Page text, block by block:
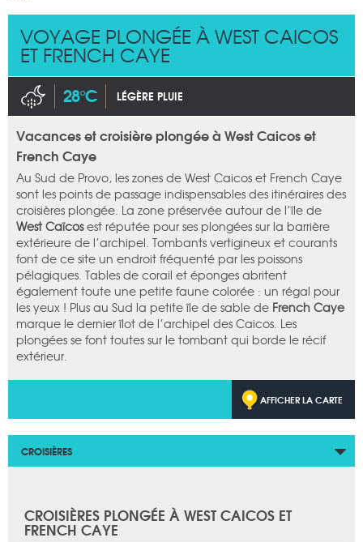
VOYAGE PLONGÉE À WEST CAICOS
ET FRENCH CAYE
28°C LÉGÈRE PLUIE
Vacances et croisière plongée à West Caicos et
French Caye
Au Sud de Provo, les zones de West Caicos et French Caye
sont les points de passage indispensables des itinéraires des
croisières plongée. La zone préservée autour de l’île de
West Caïcosest réputée pour ses plongées sur la barrière
extérieure de l’archipel. Tombants vertigineux et courants
font de ce site un endroit fréquenté par les poissons
pélagiques. Tables de corail et éponges abritent
également toute une petite faune colorée : un régal pour
les yeux ! Plus au Sud la petite île de sable de French Caye
marque le dernier îlot de l’archipel des Caicos. Les
plongées se font toutes sur le tombant qui borde le récif
extérieur.
AFFICHER LA CARTE
CROISIÈRES
CROISIÈRES PLONGÉE À WEST CAICOS ET
FRENCH CAYE